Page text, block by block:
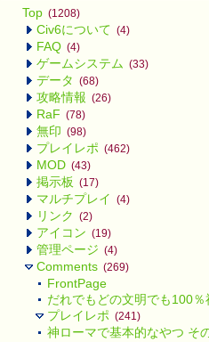
Top (1208)
Civ6について (4)
FAQ (4)
ゲームシステム (33)
データ (68)
攻略情報 (26)
RaF (78)
無印 (98)
プレイレポ (462)
MOD (43)
掲示板 (17)
マルチプレイ (4)
リンク (2)
アイコン (19)
管理ページ (4)
Comments (269)
FrontPage
だれでもどの文明でも100％
プレイレポ (241)
神ローマで基本的なやつ そ